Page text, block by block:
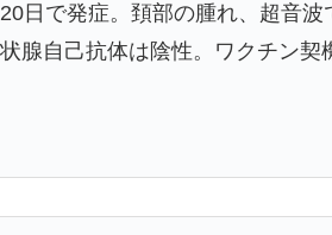
日で発症。頚部の腫れ、超音
腺自己抗体は陰性。ワクチン